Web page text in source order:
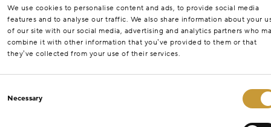
We use cookies to personalise content and ads, to provide social media
features and to analyse our traffic. We also share information about your
of our site with our social media, advertising and analytics partners who
combine it with other information that you’ve provided to them or that
they’ve collected from your use of their services.
Selection
Necessary